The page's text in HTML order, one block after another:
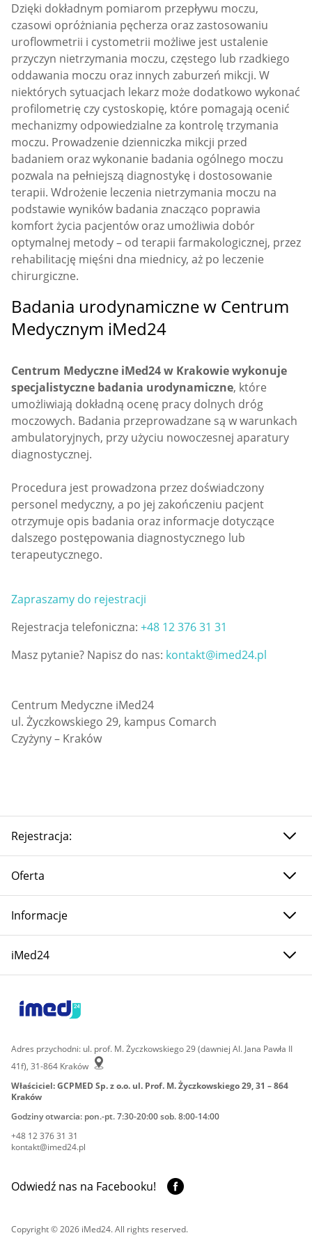
Dzięki dokładnym pomiarom przepływu moczu,
czasowi opróżniania pęcherza oraz zastosowaniu
uroflowmetrii i cystometrii możliwe jest ustalenie
przyczyn nietrzymania moczu, częstego lub rzadkiego
oddawania moczu oraz innych zaburzeń mikcji. W
niektórych sytuacjach lekarz może dodatkowo wykonać
profilometrię czy cystoskopię, które pomagają ocenić
mechanizmy odpowiedzialne za kontrolę trzymania
moczu. Prowadzenie dzienniczka mikcji przed
badaniem oraz wykonanie badania ogólnego moczu
pozwala na pełniejszą diagnostykę i dostosowanie
terapii. Wdrożenie leczenia nietrzymania moczu na
podstawie wyników badania znacząco poprawia
komfort życia pacjentów oraz umożliwia dobór
optymalnej metody – od terapii farmakologicznej, przez
rehabilitację mięśni dna miednicy, aż po leczenie
chirurgiczne.
Badania urodynamiczne w Centrum
Medycznym iMed24
Centrum Medyczne iMed24 w Krakowiewykonuje
specjalistyczne badania urodynamiczne, które
umożliwiają dokładną ocenę pracy dolnych dróg
moczowych. Badania przeprowadzane są w warunkach
ambulatoryjnych, przy użyciu nowoczesnej aparatury
diagnostycznej.
Procedura jest prowadzona przez doświadczony
personel medyczny, a po jej zakończeniu pacjent
otrzymuje opis badania oraz informacje dotyczące
dalszego postępowania diagnostycznego lub
terapeutycznego.
Zapraszamy do rejestracji
Rejestracja telefoniczna: +48 12 376 31 31
Masz pytanie? Napisz do nas: kontakt@imed24.pl
Centrum Medyczne iMed24
ul. Życzkowskiego 29, kampus Comarch
Czyżyny – Kraków
Adres przychodni: ul. prof. M. Życzkowskiego 29 (dawniej Al. Jana Pawła II
41f), 31-864 Kraków
Właściciel: GCPMED Sp. z o.o. ul. Prof. M. Życzkowskiego 29, 31 – 864
Kraków
Godziny otwarcia: pon.-pt. 7:30-20:00 sob. 8:00-14:00
+48 12 376 31 31
kontakt@imed24.pl
Rejestracja:
Oferta
Informacje
iMed24
Odwiedź nas na Facebooku!
Copyright © 2026 iMed24. All rights reserved.